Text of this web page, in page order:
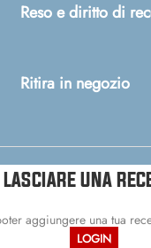
Reso e diritto di
Ritira in negozio
UNA
aggiungere una tua
LOGIN